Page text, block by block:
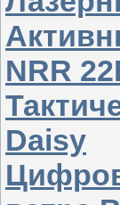
NRR
Daisy